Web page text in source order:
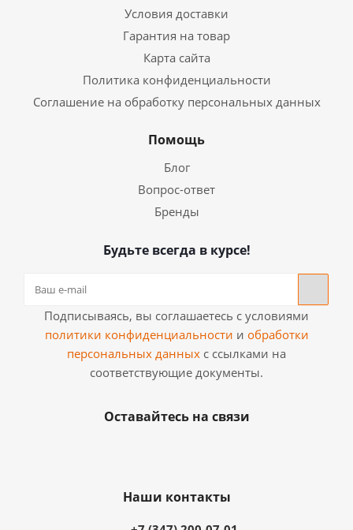
Условия доставки
Гарантия на товар
Карта сайта
Политика конфиденциальности
Соглашение на обработку персональных данных
Помощь
Блог
Вопрос-ответ
Бренды
Будьте всегда в курсе!
Подписываясь, вы соглашаетесь с условиями
политики конфиденциальности и обработки
персональных данных с ссылками на
соответствующие документы.
Оставайтесь на связи
Наши контакты